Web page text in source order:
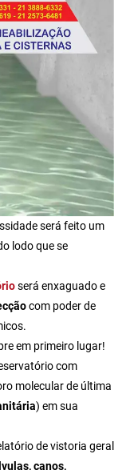
será feito um
lodo que se
será enxaguado e
com poder de
em primeiro lugar!
com
molecular de última
) em sua
de vistoria geral
canos,